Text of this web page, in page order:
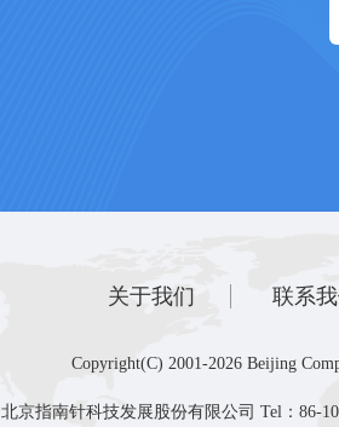
关于我们 联系
Copyright(C) 2001-2026 Beijing
北京指南针科技发展股份有限公司 Tel：86-